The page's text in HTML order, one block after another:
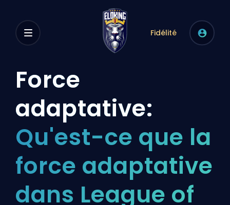
Fidélité
Force
adaptative:
Qu'est-ce que la
force adaptative
dans League of